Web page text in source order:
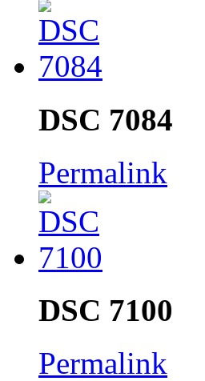
DSC 7084
Permalink
DSC 7100
Permalink